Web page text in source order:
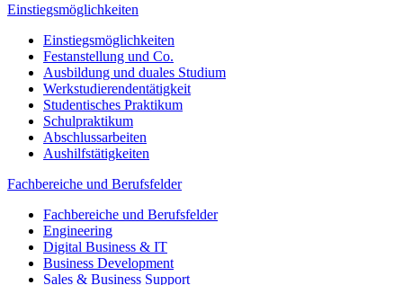
Einstiegsmöglichkeiten
Einstiegsmöglichkeiten
Festanstellung und Co.
Ausbildung und duales Studium
Werkstudierendentätigkeit
Studentisches Praktikum
Schulpraktikum
Abschlussarbeiten
Aushilfstätigkeiten
Fachbereiche und Berufsfelder
Fachbereiche und Berufsfelder
Engineering
Digital Business & IT
Business Development
Sales & Business Support